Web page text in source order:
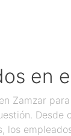
en
Zamzar